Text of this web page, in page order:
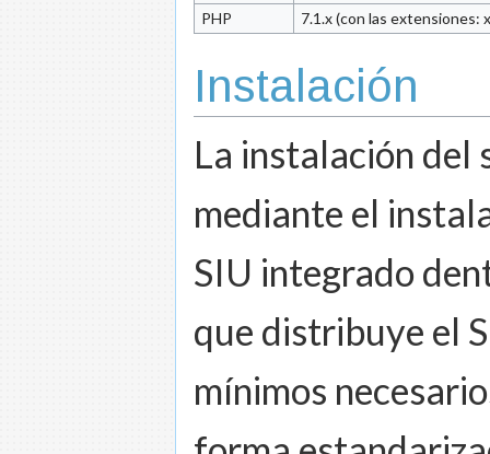
PHP
7.1.x (con las extensiones:
Instalación
La instalación del
mediante el
SIU integrado
que distribuye el
mínimos